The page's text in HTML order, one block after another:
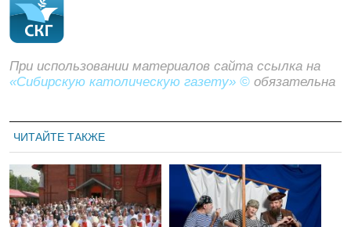
При использовании материалов сайта ссылка на
«Сибирскую католическую газету» © обязательна
ЧИТАЙТЕ ТАКЖЕ